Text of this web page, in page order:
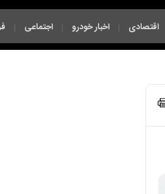
اقتصادی | اخبار خودرو | اجتماعی |